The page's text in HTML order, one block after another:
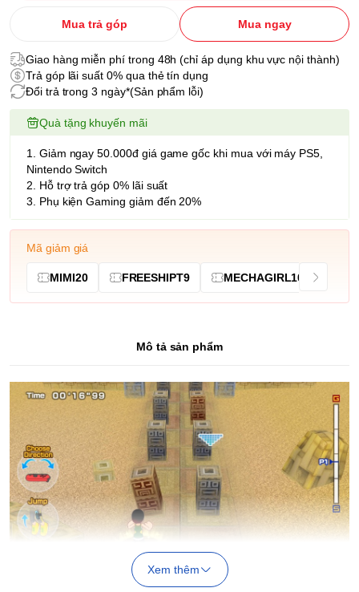
Mua trả góp Mua ngay
Giao hàng miễn phí trong 48h (chỉ áp dụng khu vực nội thành)
Trả góp lãi suất 0% qua thẻ tín dụng
Đổi trả trong 3 ngày*(Sản phẩm lỗi)
Quà tặng khuyến mãi
1. Giảm ngay 50.000đ giá game gốc khi mua với máy PS5,
Nintendo Switch
2. Hỗ trợ trả góp 0% lãi suất
3. Phụ kiện Gaming giảm đến 20%
Mã giảm giá
MIMI20 FREESHIPT9 MECHAGIRL10
Mô tả sản phẩm
Đã từng có thời trong kỷ nguyên Wii, bạn không thể di
Xem thêm